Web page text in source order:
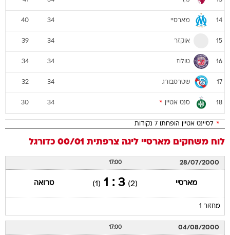
14 מארסיי 34
40
15 אוקזר 34
39
16 טולוז 34
34
17 שטרסבורג 34
32
18 סנט אטיין *
34
30
* לסיינט אטיין הופחתו 7 נקודות
לוח משחקים מארסיי ליגה צרפתית 00/01 כדורגל
28/07/2000
17:00
מארסיי (2)
3 : 1
(1) טרואה
מחזור 1
04/08/2000
17:00